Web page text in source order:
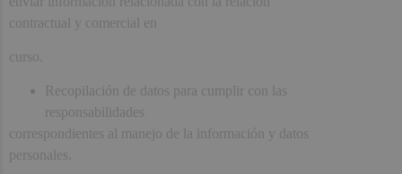
contractual y comercial en
curso.
Recopilación de datos para cumplir con las
responsabilidades
correspondientes al manejo de la información y datos
personales.